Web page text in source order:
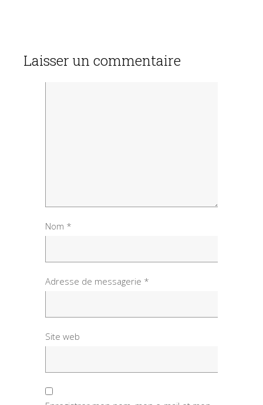
Laisser un commentaire
Nom *
Adresse de messagerie *
Site web